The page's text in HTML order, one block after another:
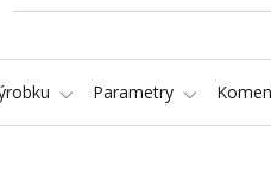
Parametry